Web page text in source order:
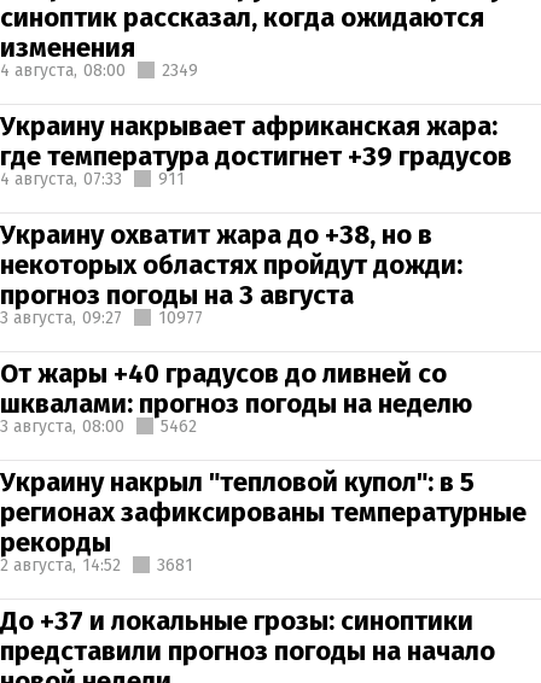
синоптик рассказал, когда ожидаются
изменения
4 августа, 08:00 2349
Украину накрывает африканская жара:
где температура достигнет +39 градусов
4 августа, 07:33 911
Украину охватит жара до +38, но в
некоторых областях пройдут дожди:
прогноз погоды на 3 августа
3 августа, 09:27 10977
От жары +40 градусов до ливней со
шквалами: прогноз погоды на неделю
3 августа, 08:00 5462
Украину накрыл "тепловой купол": в 5
регионах зафиксированы температурные
рекорды
2 августа, 14:52 3681
До +37 и локальные грозы: синоптики
представили прогноз погоды на начало